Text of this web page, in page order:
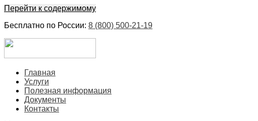
Перейти к содержимому
Бесплатно по России: 8 (800) 500-21-19
Главная
Услуги
Полезная информация
Документы
Контакты